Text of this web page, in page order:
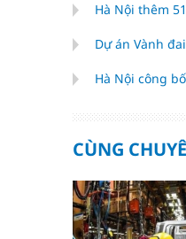
Hà Nội thêm
Dự án Vành
Hà Nội công
CÙNG